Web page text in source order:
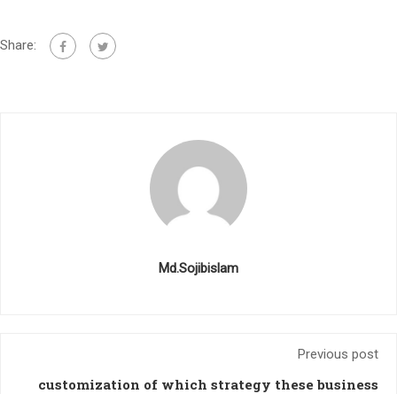
Share:
Md.Sojibislam
Previous post
customization of which strategy these business